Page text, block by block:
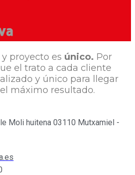
proyecto es único. Por
el trato a cada cliente
y único para llegar
máximo resultado.
Moli huitena 03110 Mutxamiel -